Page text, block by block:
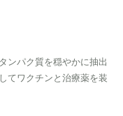
ンパク質を穏やかに抽出
てワクチンと治療薬を装